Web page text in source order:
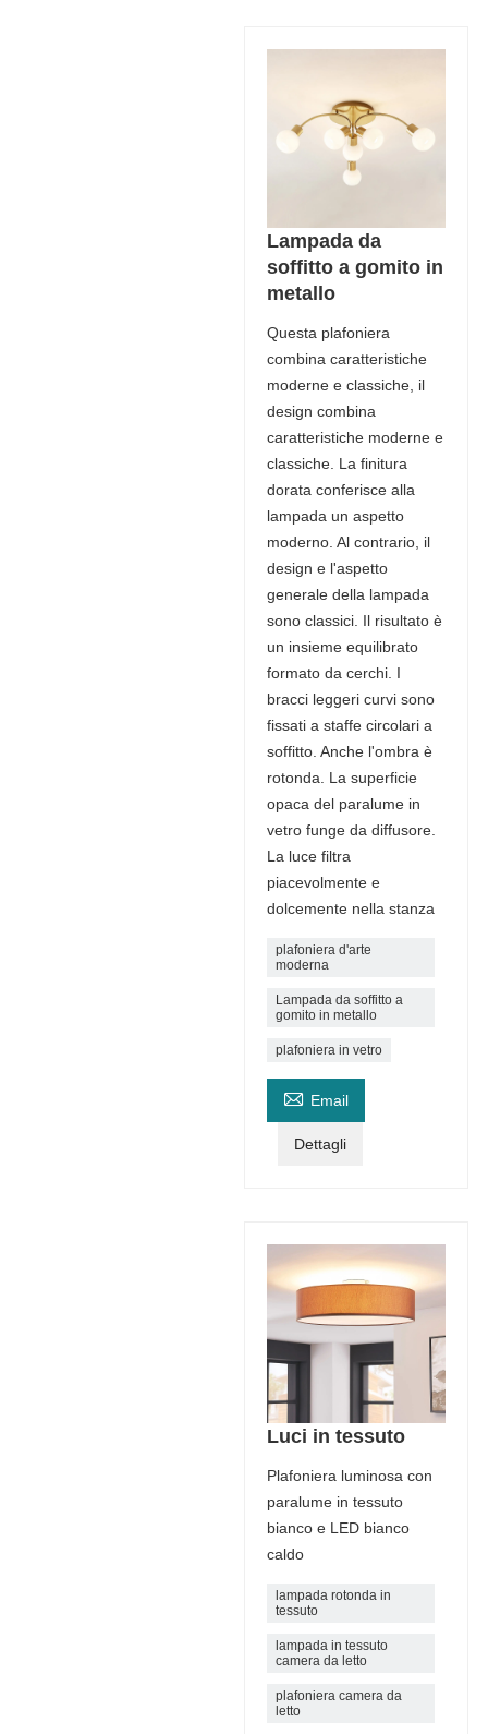
Lampada da
soffitto a gomito in
metallo
Questa plafoniera
combina caratteristiche
moderne e classiche, il
design combina
caratteristiche moderne e
classiche. La finitura
dorata conferisce alla
lampada un aspetto
moderno. Al contrario, il
design e l'aspetto
generale della lampada
sono classici. Il risultato è
un insieme equilibrato
formato da cerchi. I
bracci leggeri curvi sono
fissati a staffe circolari a
soffitto. Anche l'ombra è
rotonda. La superficie
opaca del paralume in
vetro funge da diffusore.
La luce filtra
piacevolmente e
dolcemente nella stanza
plafoniera d'arte
moderna
Lampada da soffitto a
gomito in metallo
plafoniera in vetro
 Email
Dettagli
Luci in tessuto
Plafoniera luminosa con
paralume in tessuto
bianco e LED bianco
caldo
lampada rotonda in
tessuto
lampada in tessuto
camera da letto
plafoniera camera da
letto